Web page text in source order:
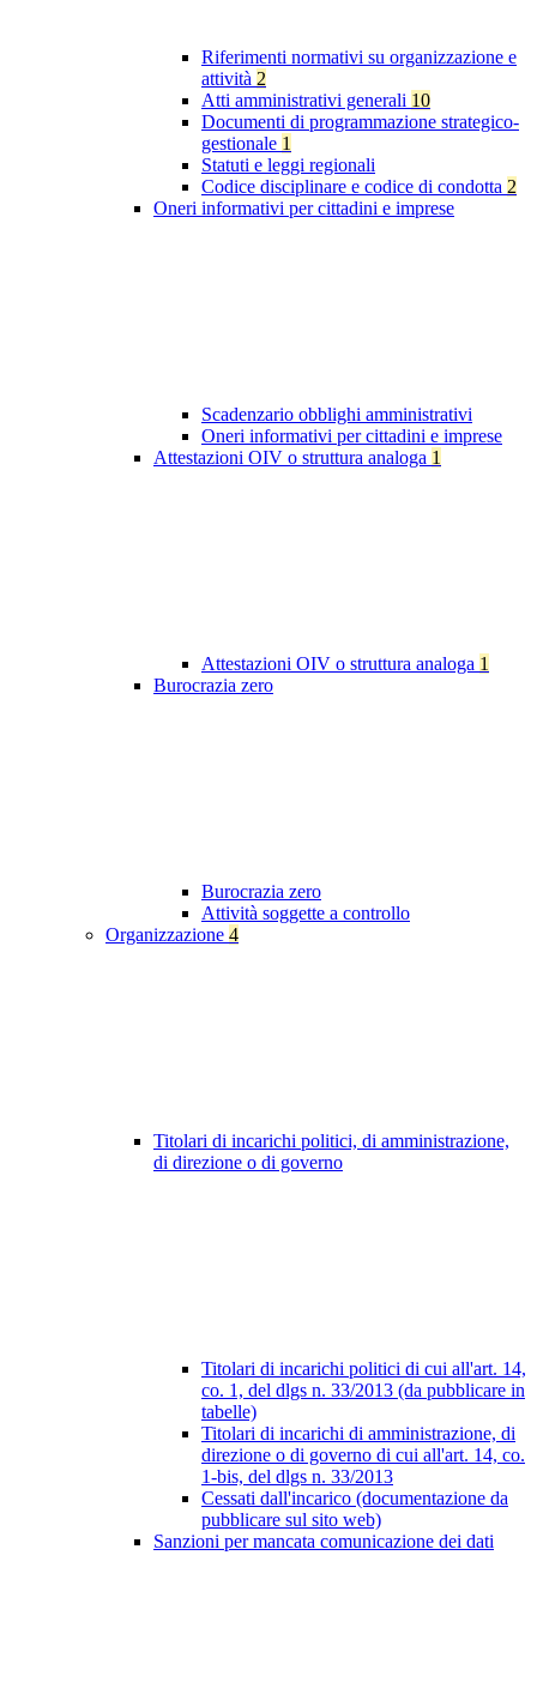
Riferimenti normativi su organizzazione e
attività 2
Atti amministrativi generali 10
Documenti di programmazione strategico-
gestionale 1
Statuti e leggi regionali
Codice disciplinare e codice di condotta 2
Oneri informativi per cittadini e imprese
Scadenzario obblighi amministrativi
Oneri informativi per cittadini e imprese
Attestazioni OIV o struttura analoga 1
Attestazioni OIV o struttura analoga 1
Burocrazia zero
Burocrazia zero
Attività soggette a controllo
Organizzazione 4
Titolari di incarichi politici, di amministrazione,
di direzione o di governo
Titolari di incarichi politici di cui all'art. 14,
co. 1, del dlgs n. 33/2013 (da pubblicare in
tabelle)
Titolari di incarichi di amministrazione, di
direzione o di governo di cui all'art. 14, co.
1-bis, del dlgs n. 33/2013
Cessati dall'incarico (documentazione da
pubblicare sul sito web)
Sanzioni per mancata comunicazione dei dati